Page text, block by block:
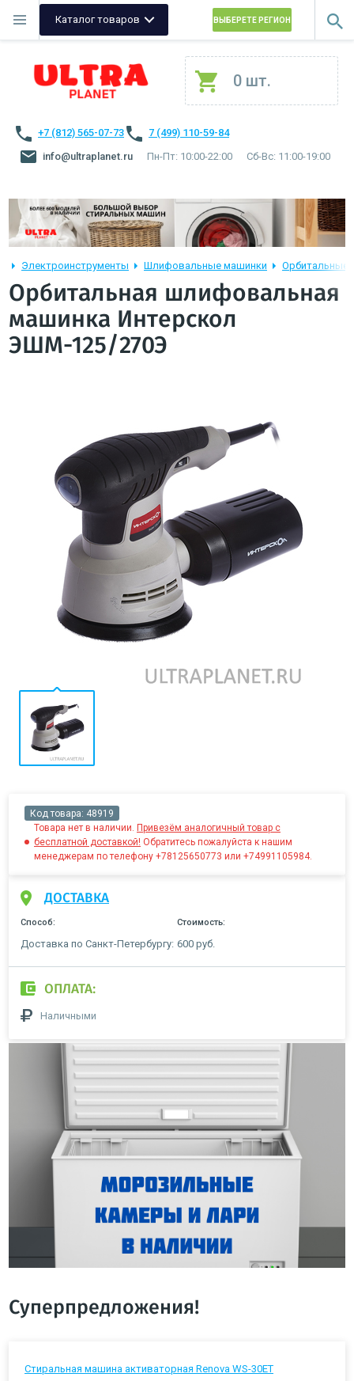
Каталог товаров ВЫБЕРЕТЕ РЕГИОН
0 шт.
+7 (812) 565-07-73
7 (499) 110-59-84
info@ultraplanet.ru
Пн-Пт: 10:00-22:00 Сб-Вс: 11:00-19:00
Электроинструменты Шлифовальные машинки Орбитальные
Орбитальная шлифовальная
машинка Интерскол
ЭШМ-125/270Э
Код товара: 48919
Товара нет в наличии. Привезём аналогичный товар с
бесплатной доставкой! Обратитесь пожалуйста к нашим
менеджерам по телефону +78125650773 или +74991105984.
ДОСТАВКА
Способ: Стоимость:
Доставка по Санкт-Петербургу: 600 руб.
ОПЛАТА:
Наличными
Суперпредложения!
Стиральная машина активаторная Renova WS-30ET